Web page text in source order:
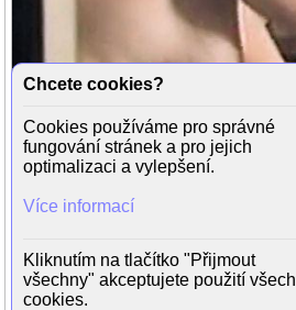
Chcete cookies?
Cookies používáme pro správné
fungování stránek a pro jejich
optimalizaci a vylepšení.
Více informací
Kliknutím na tlačítko "Přijmout
všechny" akceptujete použití všech
cookies.